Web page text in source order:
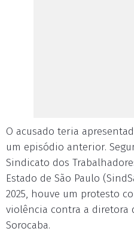
O acusado teria
um episódio anterior.
Sindicato dos
Estado de São Paulo
2025, houve um protesto
violência contra a diretora
Sorocaba.